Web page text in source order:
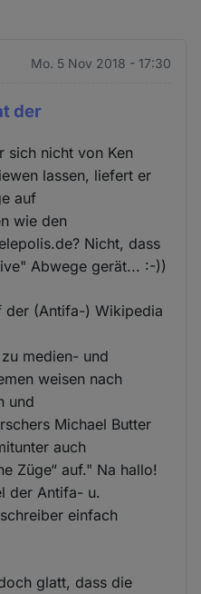
Mo. 5 Nov 2018 - 17:30
der
sich nicht von Ken
lassen, liefert er
auf
wie den
Nicht, dass
Abwege gerät... :-))
der (Antifa-) Wikipedia
medien- und
weisen nach
und
Michael Butter
auch
Züge“ auf." Na hallo!
der Antifa- u.
einfach
glatt, dass die